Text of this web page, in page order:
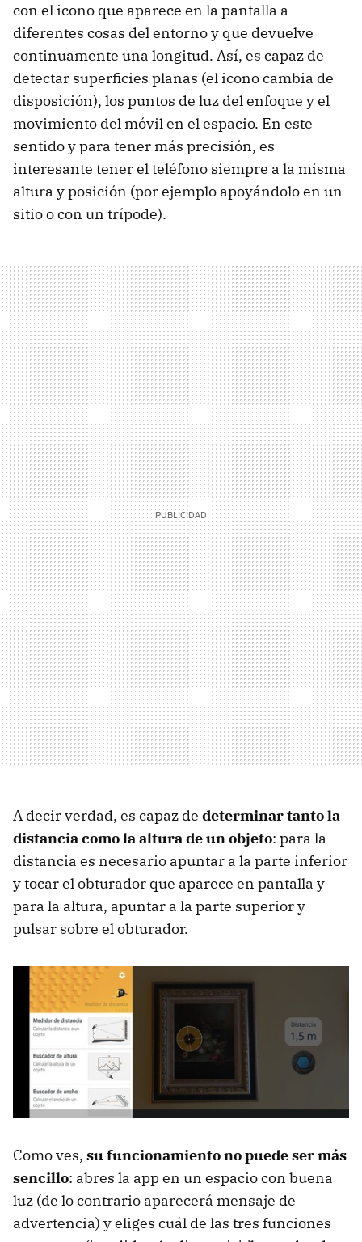
con el icono que aparece en la pantalla a
diferentes cosas del entorno y que devuelve
continuamente una longitud. Así, es capaz de
detectar superficies planas (el icono cambia de
disposición), los puntos de luz del enfoque y el
movimiento del móvil en el espacio. En este
sentido y para tener más precisión, es
interesante tener el teléfono siempre a la misma
altura y posición (por ejemplo apoyándolo en un
sitio o con un trípode).
A decir verdad, es capaz de determinar tanto la
distancia como la altura de un objeto: para la
distancia es necesario apuntar a la parte inferior
y tocar el obturador que aparece en pantalla y
para la altura, apuntar a la parte superior y
pulsar sobre el obturador.
Como ves, su funcionamiento no puede ser más
sencillo: abres la app en un espacio con buena
luz (de lo contrario aparecerá mensaje de
advertencia) y eliges cuál de las tres funciones